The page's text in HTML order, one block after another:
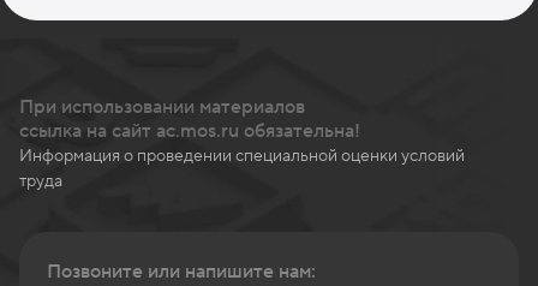
При использовании материалов
ссылка на сайт ac.mos.ru обязательна!
Информация о проведении специальной оценки условий
труда
Позвоните или напишите нам: